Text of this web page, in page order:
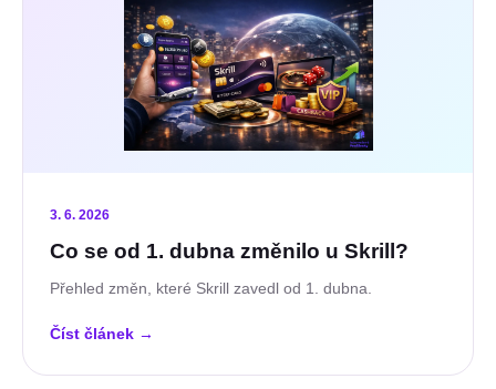
3. 6. 2026
Co se od 1. dubna změnilo u Skrill?
Přehled změn, které Skrill zavedl od 1. dubna.
Číst článek →